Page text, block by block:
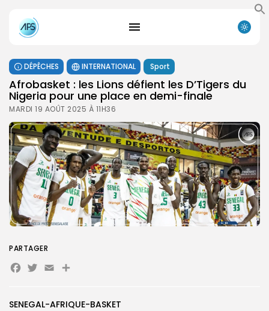
for:
DÉPÊCHES INTERNATIONAL Sport
Afrobasket : les Lions défient les D’Tigers du
Nigeria pour une place en demi-finale
MARDI 19 AOÛT 2025 À 11H36
SENEGAL-AFRIQUE-BASKET
PARTAGER
Facebook
Twitter
EmailPartager